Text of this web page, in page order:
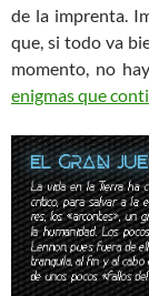
de la imprenta.
que, si todo va
momento, no
enigmas que